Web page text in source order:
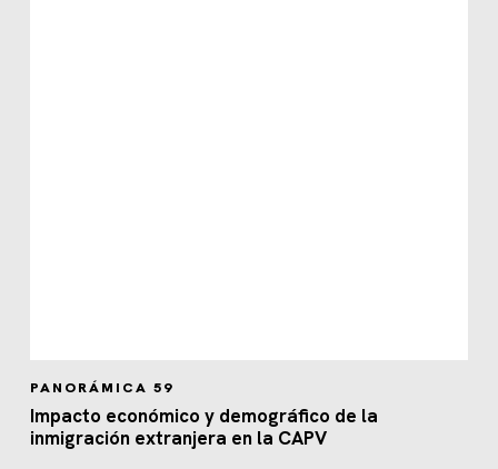
PANORÁMICA 59
Impacto económico y demográfico de la
inmigración extranjera en la CAPV